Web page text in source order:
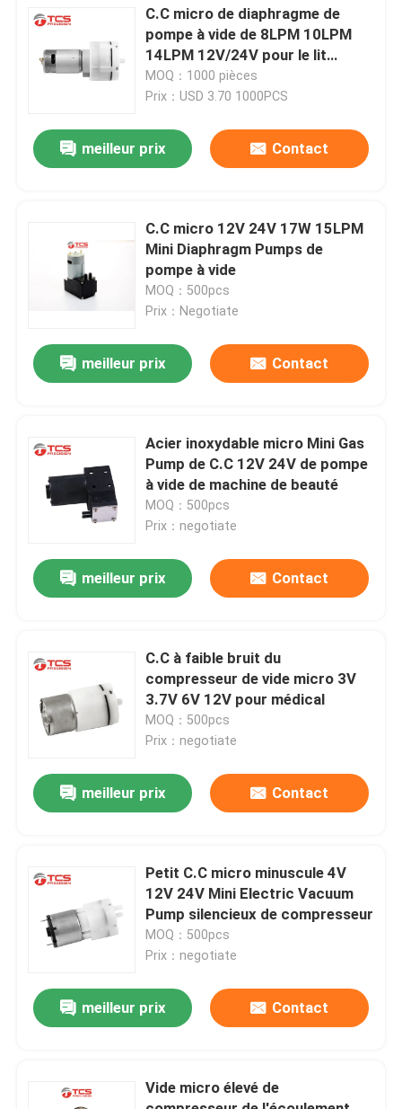
À la maison
Le spectacle VR
Visite de l'usine
Contrôle de la qualité
Nous contacter
Nouvelles
Le blog
C.C micro de diaphragme de
pompe à vide de 8LPM 10LPM
14LPM 12V/24V pour le lit
gonflable
MOQ：1000 pièces
Prix：USD 3.70 1000PCS
meilleur prix Contact
C.C micro 12V 24V 17W 15LPM
Mini Diaphragm Pumps de
pompe à vide
MOQ：500pcs
Prix：Negotiate
meilleur prix Contact
Acier inoxydable micro Mini Gas
Pump de C.C 12V 24V de pompe
à vide de machine de beauté
MOQ：500pcs
Prix：negotiate
meilleur prix Contact
C.C à faible bruit du
compresseur de vide micro 3V
3.7V 6V 12V pour médical
MOQ：500pcs
Prix：negotiate
meilleur prix Contact
Petit C.C micro minuscule 4V
12V 24V Mini Electric Vacuum
Pump silencieux de compresseur
MOQ：500pcs
Prix：negotiate
meilleur prix Contact
Vide micro élevé de